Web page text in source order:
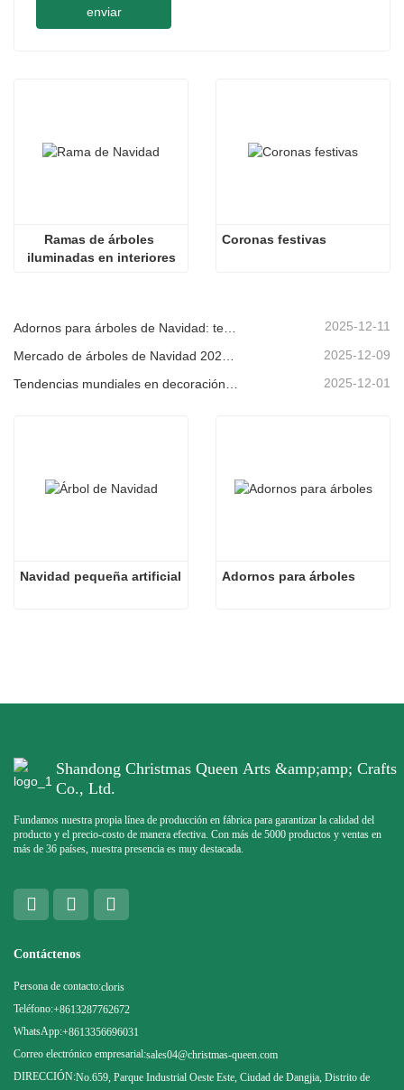
enviar
Ramas de árboles
iluminadas en interiores
Coronas festivas
2025-12-11
2025-12-09
2025-12-01
Navidad pequeña artificial Adornos para árboles
Shandong Christmas Queen Arts &amp;amp; Crafts
Co., Ltd.
Fundamos nuestra propia línea de producción en fábrica para garantizar la calidad del
producto y el precio-costo de manera efectiva. Con más de 5000 productos y ventas en
más de 36 países, nuestra presencia es muy destacada.
Contáctenos
Persona de contacto:cloris
Teléfono:+8613287762672
WhatsApp:+8613356696031
Correo electrónico empresarial:sales04@christmas-queen.com
DIRECCIÓN:No.659, Parque Industrial Oeste Este, Ciudad de Dangjia, Distrito de